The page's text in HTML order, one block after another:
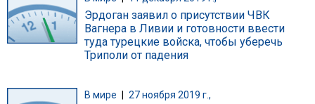
Эрдоган заявил о присутствии ЧВК
Вагнера в Ливии и готовности ввести
туда турецкие войска, чтобы уберечь
Триполи от падения
В мире 27 ноября 2019 г.,